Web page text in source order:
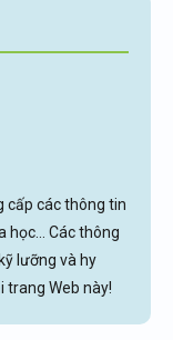
cấp các thông tin
học... Các thông
lưỡng và hy
trang Web này!